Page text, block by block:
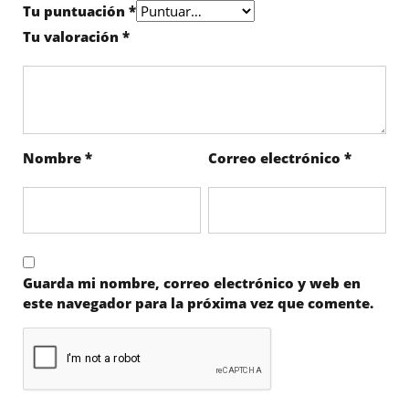
Tu puntuación*
Tu valoración*
Nombre* Correo electrónico *
Guarda mi nombre, correo electrónico y web en
este navegador para la próxima vez que comente.